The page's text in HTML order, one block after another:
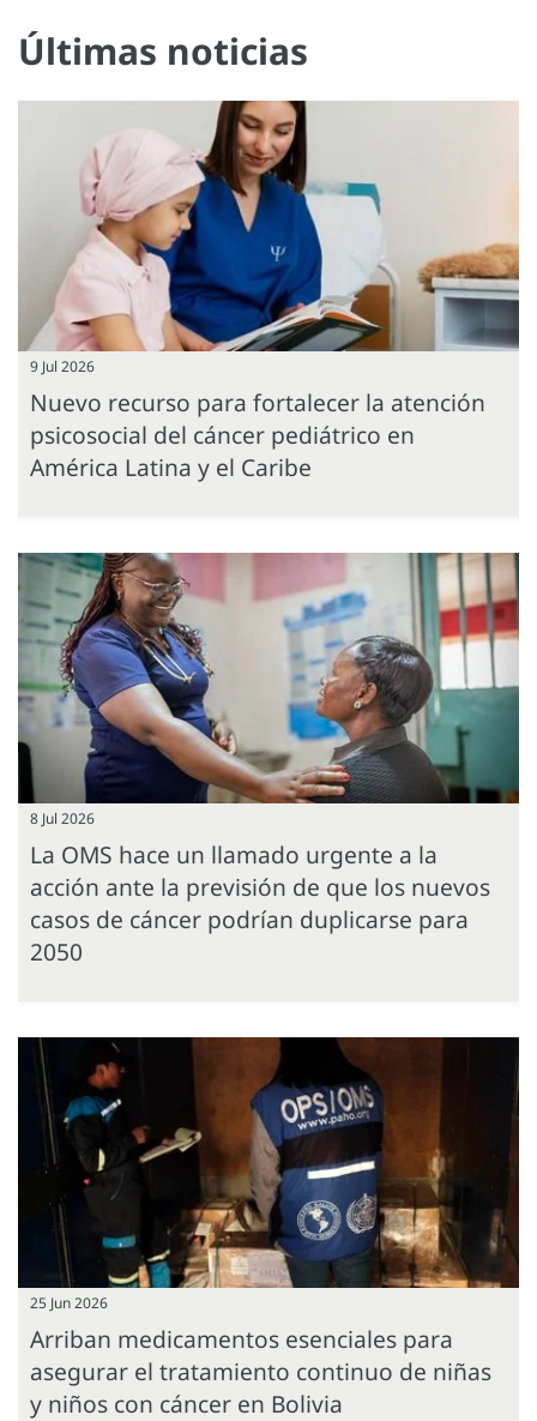
Últimas noticias
9 Jul 2026
Nuevo recurso para fortalecer la atención
psicosocial del cáncer pediátrico en
América Latina y el Caribe
8 Jul 2026
La OMS hace un llamado urgente a la
acción ante la previsión de que los nuevos
casos de cáncer podrían duplicarse para
2050
25 Jun 2026
Arriban medicamentos esenciales para
asegurar el tratamiento continuo de niñas
y niños con cáncer en Bolivia